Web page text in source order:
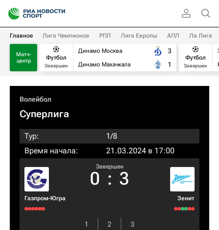
Главное Лига Чемпионов РПЛ Лига Европы АПЛ Ла Лига
Матч-
центр
Футбол
Завершен
Динамо Москва
Динамо Махачкала
3
1
Футбол
Завершен
Волейбол
Суперлига
Тур:
1/8
Время начала:
21.03.2024 в 17:00
Газпром-Югра
Завершен
0 : 3
Зенит
1 2
3